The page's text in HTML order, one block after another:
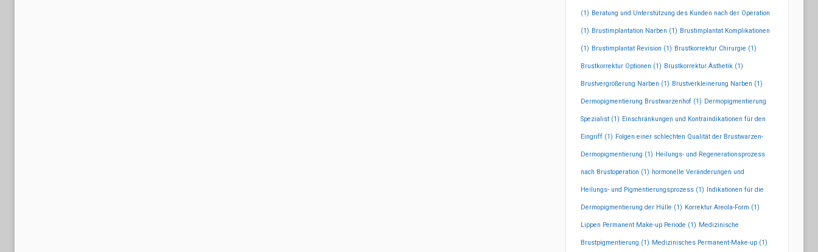
(1) Beratung und Unterstützung des Kunden nach der Operation
(1) Brustimplantation Narben (1) Brustimplantat Komplikationen
(1) Brustimplantat Revision (1) Brustkorrektur Chirurgie (1)
Brustkorrektur Optionen (1) Brustkorrektur Ästhetik(1)
Brustvergrößerung Narben (1) Brustverkleinerung Narben (1)
Dermopigmentierung Brustwarzenhof(1) Dermopigmentierung
Spezialist(1) Einschränkungen und Kontraindikationen für den
Eingriff(1) Folgen einer schlechten Qualität der Brustwarzen-
Dermopigmentierung (1) Heilungs- und Regenerationsprozess
nach Brustoperation (1) hormonelle Veränderungen und
Heilungs- und Pigmentierungsprozess(1) Indikationen für die
Dermopigmentierung der Hülle (1) Korrektur Areola-Form (1)
Lippen Permanent Make-up Periode (1) Medizinische
Brustpigmentierung (1) Medizinisches Permanent-Make-up(1)